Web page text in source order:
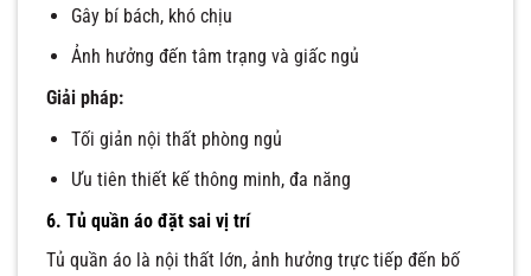
Gây bí bách, khó chịu
Ảnh hưởng đến tâm trạng và giấc ngủ
Giải pháp:
Tối giản nội thất phòng ngủ
Ưu tiên thiết kế thông minh, đa năng
6. Tủ quần áo đặt sai vị trí
Tủ quần áo là nội thất lớn, ảnh hưởng trực tiếp đến bố